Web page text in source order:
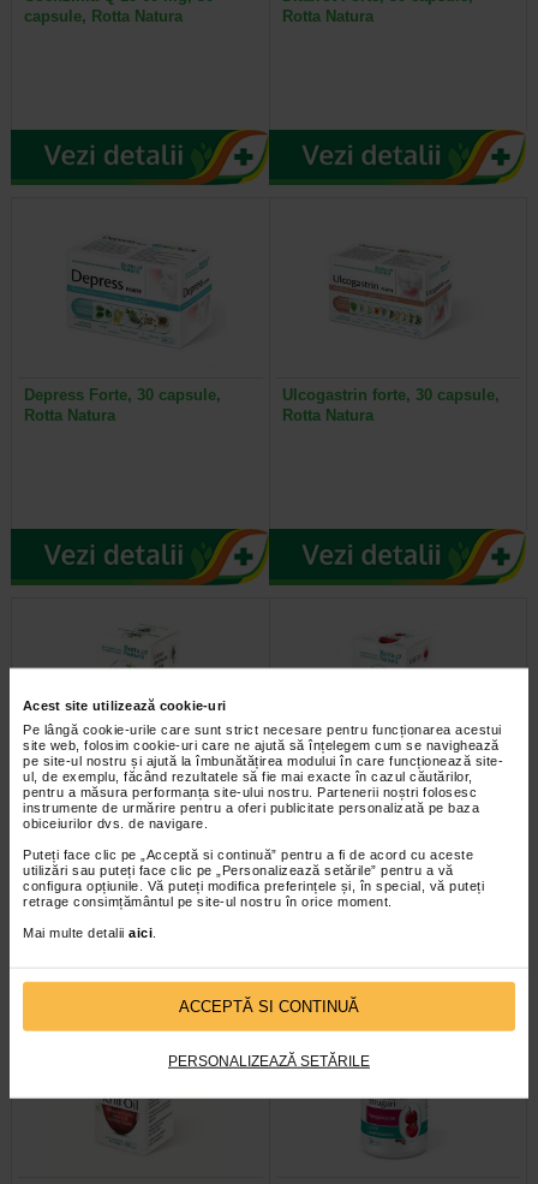
Acest site utilizează cookie-uri
Pe lângă cookie-urile care sunt strict necesare pentru funcționarea acestui
site web, folosim cookie-uri care ne ajută să înțelegem cum se navighează
pe site-ul nostru și ajută la îmbunătățirea modului în care funcționează site-
ul, de exemplu, făcând rezultatele să fie mai exacte în cazul căutărilor,
pentru a măsura performanța site-ului nostru. Partenerii noștri folosesc
instrumente de urmărire pentru a oferi publicitate personalizată pe baza
obiceiurilor dvs. de navigare.
Puteți face clic pe „Acceptă si continuă” pentru a fi de acord cu aceste
utilizări sau puteți face clic pe „Personalizează setările” pentru a vă
configura opțiunile. Vă puteți modifica preferințele și, în special, vă puteți
retrage consimțământul pe site-ul nostru în orice moment.
Mai multe detalii aici
ACCEPTĂ SI CONTINUĂ
PERSONALIZEAZĂ SETĂRILE
capsule, Rotta Natura
Rotta Natura
Depress Forte, 30 capsule,
Rotta Natura
Ulcogastrin forte, 30 capsule,
Rotta Natura
ROTTA NATURA Extract din
fructe de afin, 30 capsule
Ulei de Krill, 90 capsule, Rotta
Natura